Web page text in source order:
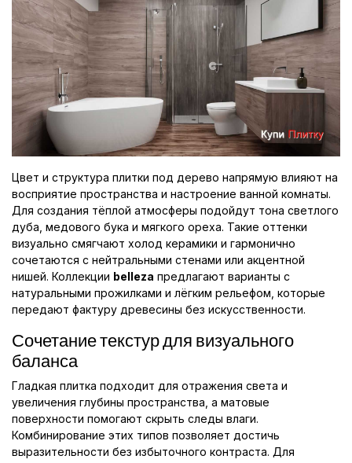
Цвет и структура плитки под дерево напрямую влияют на
восприятие пространства и настроение ванной комнаты.
Для создания тёплой атмосферы подойдут тона светлого
дуба, медового бука и мягкого ореха. Такие оттенки
визуально смягчают холод керамики и гармонично
сочетаются с нейтральными стенами или акцентной
нишей. Коллекции belleza предлагают варианты с
натуральными прожилками и лёгким рельефом, которые
передают фактуру древесины без искусственности.
Сочетание текстур для визуального
баланса
Гладкая плитка подходит для отражения света и
увеличения глубины пространства, а матовые
поверхности помогают скрыть следы влаги.
Комбинирование этих типов позволяет достичь
выразительности без избыточного контраста. Для